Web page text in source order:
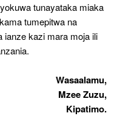
tunayataka miaka
tumepitwa na
ianze kazi mara moja ili
Wasaalamu,
Mzee Zuzu,
Kipatimo.